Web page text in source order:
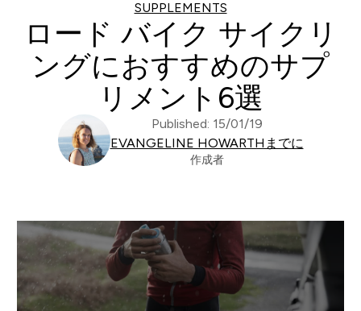
SUPPLEMENTS
ロード バイク サイクリ
ングにおすすめのサプ
リメント6選
Published: 15/01/19
EVANGELINE HOWARTHまでに
作成者